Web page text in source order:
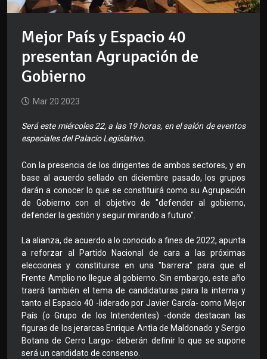
Mejor País y Espacio 40
presentan Agrupación de
Gobierno
Mar 20 2023
Será este miércoles 22, a las 19 horas, en el salón de eventos
especiales del Palacio Legislativo.
Con la presencia de los dirigentes de ambos sectores, y en
base al acuerdo sellado en diciembre pasado, los grupos
darán a conocer lo que se constituirá como su Agrupación
de Gobierno con el objetivo de "defender al gobierno,
defender la gestión y seguir mirando a futuro".
La alianza, de acuerdo a lo conocido a fines de 2022, apunta
a reforzar al Partido Nacional de cara a las próximas
elecciones y constituirse en una "barrera" para que el
Frente Amplio no llegue al gobierno. Sin embargo, este año
traerá también el tema de candidaturas para la interna y
tanto el Espacio 40 -liderado por Javier García- como Mejor
País (o Grupo de los Intendentes) -donde destacan las
figuras de los jerarcas Enrique Antìa de Maldonado y Sergio
Botana de Cerro Largo- deberán definir lo que se supone
será un candidato de consenso.